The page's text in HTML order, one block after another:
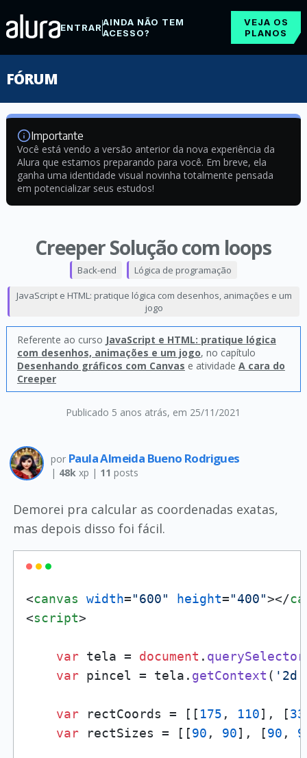
ENTRARAINDA NÃO TEM
ACESSO?
VEJA OS
PLANOS
FÓRUM
Importante
Você está vendo a versão anterior da nova experiência da
Alura que estamos preparando para você. Em breve, ela
ganha uma identidade visual novinha totalmente pensada
em potencializar seus estudos!
Creeper Solução com loops
Publicado 5 anos atrás, em 25/11/2021
Back-end Lógica de programação
JavaScript e HTML: pratique lógica com desenhos, animações e um
jogo
Referente ao curso JavaScript e HTML: pratique lógica
com desenhos, animações e um jogo, no capítulo
Desenhando gráficos com Canvas e atividade A cara do
Creeper
por Paula Almeida Bueno Rodrigues
| 48kxp | 11 posts
Demorei pra calcular as coordenadas exatas,
mas depois disso foi fácil.
<canvas width="600" height="400"></
<script>
var tela = document . querySelector
var pincel = tela. getContext ( '2d'
var rectCoords = [[ 175 , 110], [
var rectSizes = [[90 , 90], [90 ,